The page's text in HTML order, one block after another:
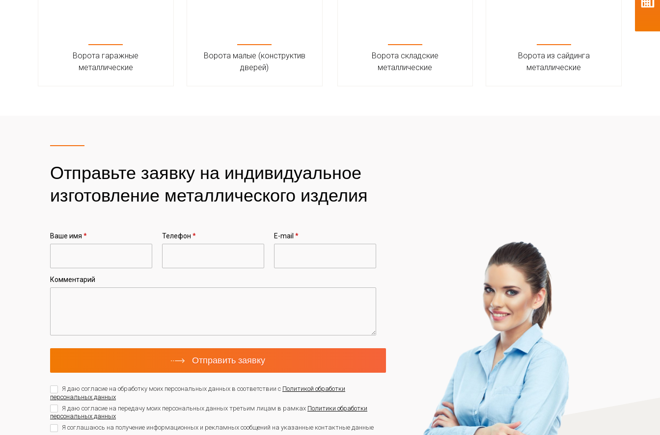
Ворота гаражные
металлические
Ворота малые (конструктив
дверей)
Ворота складские
металлические
Ворота из сайдинга
металлические
Отправьте заявку на индивидуальное
изготовление металлического изделия
Ваше имя * Телефон * E-mail *
Комментарий
Отправить заявку
Я даю согласие на обработку моих персональных данных в соответствии с Политикой обработки
персональных данных
Я даю согласие на передачу моих персональных данных третьим лицам в рамках Политики обработки
персональных данных
Я соглашаюсь на получение информационных и рекламных сообщений на указанные контактные данные